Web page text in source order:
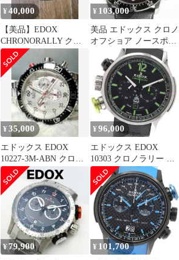
ズ【中古】
¥40,000
【美品】EDOX
CHRONORALLY クロ
ノラリー 腕時計
¥ 103,000
美品 エドックス クロノ
オフショア ノースポー
ル 10221限定300 クォー
¥35,000
エドックス EDOX
10227-3M-ABN クロノ
ラリーS メンズ
¥ 96,000
エドックス EDOX
10303 クロノラリー ク
ロノダカール3 限定
1000本 クォーツ メンズ
良品 _949105
¥ 79,900 ¥ 101,700